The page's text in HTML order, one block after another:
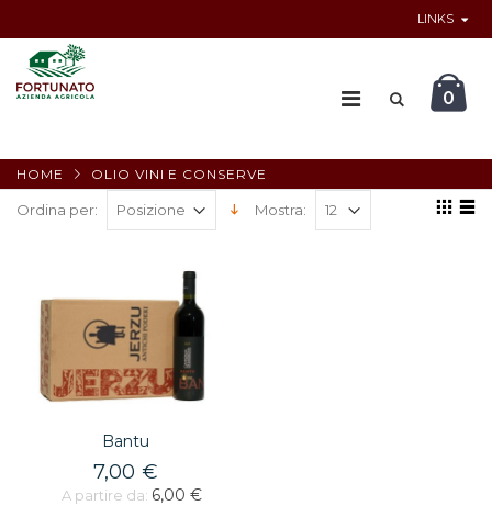
LINKS
0
HOME OLIO VINI E CONSERVE
Ordina per: Mostra:
Bantu
7,00 €
A partire da: 6,00 €